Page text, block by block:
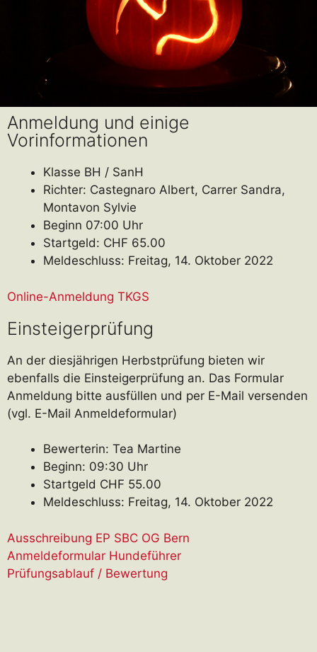
Anmeldung und einige
Vorinformationen
Klasse BH / SanH
Richter: Castegnaro Albert, Carrer Sandra,
Montavon Sylvie
Beginn 07:00 Uhr
Startgeld: CHF 65.00
Meldeschluss: Freitag, 14. Oktober 2022
Online-Anmeldung TKGS
Einsteigerprüfung
An der diesjährigen Herbstprüfung bieten wir
ebenfalls die Einsteigerprüfung an. Das Formular
Anmeldung bitte ausfüllen und per E-Mail versenden
(vgl. E-Mail Anmeldeformular)
Bewerterin: Tea Martine
Beginn: 09:30 Uhr
Startgeld CHF 55.00
Meldeschluss: Freitag, 14. Oktober 2022
Ausschreibung EP SBC OG Bern
Anmeldeformular Hundeführer
Prüfungsablauf / Bewertung